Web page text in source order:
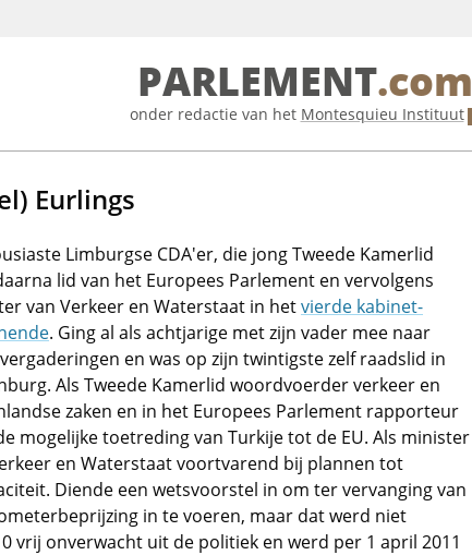
PARLEMENT.com
onder redactie van het Montesquieu Instituut
Eurlings
Limburgse CDA'er, die jong Tweede Kamerlid
lid van het Europees Parlement en vervolgens
van Verkeer en Waterstaat in hetvierde kabinet-
. Ging al als achtjarige met zijn vader mee naar
en was op zijn twintigste zelf raadslid in
Als Tweede Kamerlid woordvoerder verkeer en
zaken en in het Europees Parlement rapporteur
mogelijke toetreding van Turkije tot de EU. Als minister
en Waterstaat voortvarend bij plannen tot
Diende een wetsvoorstel in om ter vervanging van
in te voeren, maar dat werd niet
vrij onverwacht uit de politiek en werd per 1 april 2011